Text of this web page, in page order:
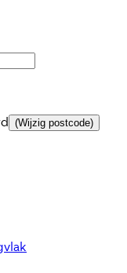
(Wijzig postcode)